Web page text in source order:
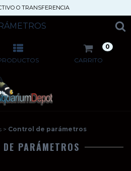
O TRANSFERENCIA
CARRITO
0
> Control de parámetros
PARÁMETROS